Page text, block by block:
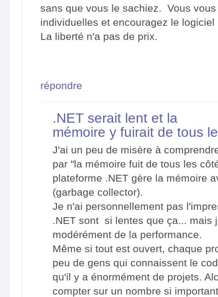
sans que vous le sachiez. Vous
individuelles et encouragez le
La liberté n'a pas de prix.
répondre
.NET serait lent et la
mémoire y fuirait de tous
J'ai un peu de misère à
par "la mémoire fuit de tous les
plateforme .NET gère la mémoire
(garbage collector).
Je n'ai personnellement pas
.NET sont si lentes que ça... mais
modérément de la performance.
Même si tout est ouvert, chaque
peu de gens qui connaissent le
qu'il y a énormément de projets.
compter sur un nombre si